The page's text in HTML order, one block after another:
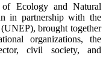
Ecology and Natural
in partnership with the
brought together
organizations, the
civil society, and